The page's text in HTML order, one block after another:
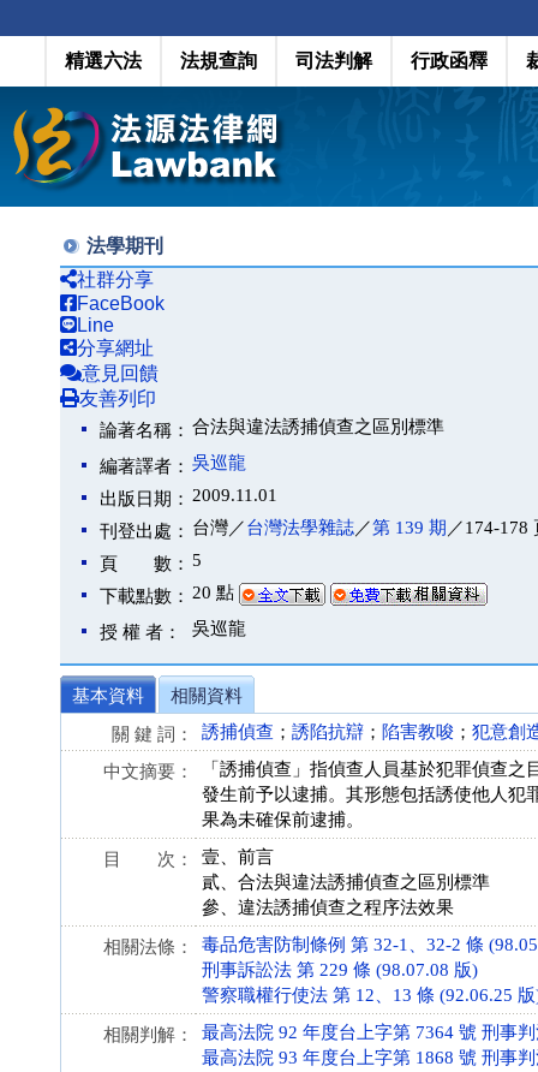
精選六法 法規查詢 司法判解 行政函釋
法學期刊
社群分享
FaceBook
Line
分享網址
意見回饋
友善列印
論著名稱： 合法與違法誘捕偵查之區別標準
編著譯者： 吳巡龍
出版日期： 2009.11.01
刊登出處： 台灣／台灣法學雜誌／第 139 期 ／174-178
頁 數： 5
下載點數： 20 點
授 權 者： 吳巡龍
基本資料
相關資料
關 鍵 詞：
誘捕偵查 ； 誘陷抗辯 ； 陷害教唆 ； 犯意創
中文摘要：
「誘捕偵查」指偵查人員基於犯罪偵查
發生前予以逮捕。其形態包括誘使他人犯
果為未確保前逮捕。
目 次：
壹、前言
貳、合法與違法誘捕偵查之區別標準
參、違法誘捕偵查之程序法效果
相關法條：
毒品危害防制條例 第 32-1、32-2 條
刑事訴訟法 第 229 條 (98.07.08 版)
警察職權行使法 第 12、13 條 (92.06.25
相關判解：
最高法院 92 年度台上字第 7364 號 刑事
最高法院 93 年度台上字第 1868 號 刑事